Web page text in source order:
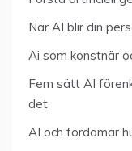
När AI blir din
Ai som konstnär
Fem sätt AI
det
AI och fördomar